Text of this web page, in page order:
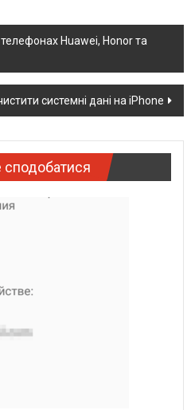
Huawei, Honor та
системні дані на iPhone